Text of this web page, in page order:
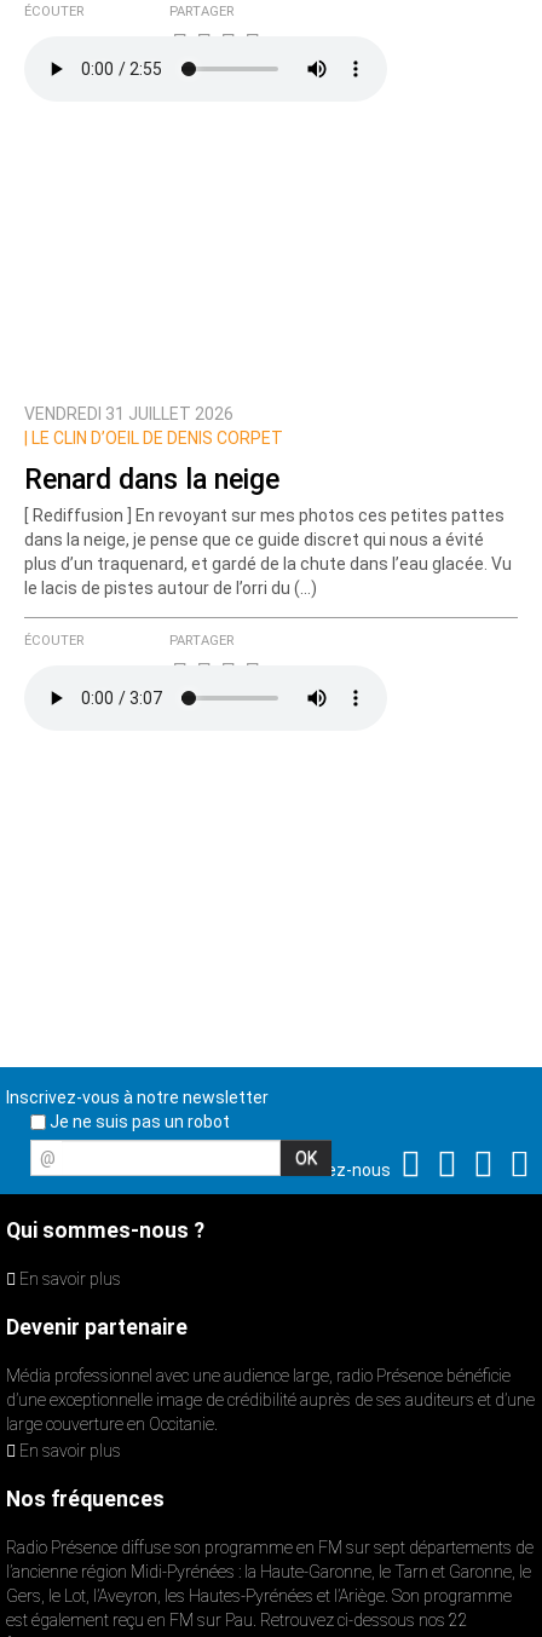
ÉCOUTER PARTAGER
VENDREDI 31 JUILLET 2026
LE CLIN D’OEIL DE DENIS CORPET
Renard dans la neige
[ Rediffusion ] En revoyant sur mes photos ces petites pattes
dans la neige, je pense que ce guide discret qui nous a évité
plus d’un traquenard, et gardé de la chute dans l’eau glacée. Vu
le lacis de pistes autour de l’orri du (…)
ÉCOUTER PARTAGER
Inscrivez-vous à notre newsletter
Je ne suis pas un robot
@
Suivez-nous
Qui sommes-nous ?
En savoir plus
Devenir partenaire
Média professionnel avec une audience large, radio Présence bénéficie
d’une exceptionnelle image de crédibilité auprès de ses auditeurs et d’une
large couverture en Occitanie.
En savoir plus
Nos fréquences
Radio Présence diffuse son programme en FM sur sept départements de
l’ancienne région Midi-Pyrénées : la Haute-Garonne, le Tarn et Garonne, le
Gers, le Lot, l’Aveyron, les Hautes-Pyrénées et l’Ariège. Son programme
est également reçu en FM sur Pau. Retrouvez ci-dessous nos 22